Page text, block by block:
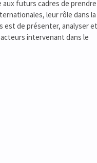
futurs cadres de
leur rôle dans la
est de présenter, analyser et
intervenant dans le